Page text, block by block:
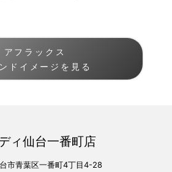
アフラックス
ドイメージを見る
ィ仙台一番町店
市青葉区一番町4丁目4-28